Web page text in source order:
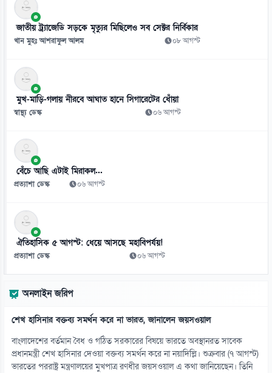
০৯ আগস্ট
জাতীয় ট্র্যাজেডি সড়কে মৃত্যুর মিছিলেও সব সেক্টর নির্বিকার
খান মুহঃ আশরাফুল আলম ০৮ আগস্ট
মুখ-মাড়ি-গলায় নীরবে আঘাত হানে সিগারেটের ধোঁয়া
স্বাস্থ্য ডেস্ক ০৬ আগস্ট
বেঁচে আছি এটাই মিরাকল...
প্রত্যাশা ডেস্ক ০৬ আগস্ট
ঐতিহাসিক ৫ আগস্ট: ধেয়ে আসছে মহাবিপর্যয়!
প্রত্যাশা ডেস্ক ০৬ আগস্ট
অনলাইন জরিপ
শেখ হাসিনার বক্তব্য সমর্থন করে না ভারত, জানালেন জয়সওয়াল
বাংলাদেশের বর্তমান বৈধ ও গঠিত সরকারের বিষয়ে ভারতে অবস্থানরত সাবেক
প্রধানমন্ত্রী শেখ হাসিনার দেওয়া বক্তব্য সমর্থন করে না নয়াদিল্লি। শুক্রবার (৭ আগস্ট)
ভারতের পররাষ্ট্র মন্ত্রণালয়ের মুখপাত্র রণধীর জয়সওয়াল এ কথা জানিয়েছেন। তিনি